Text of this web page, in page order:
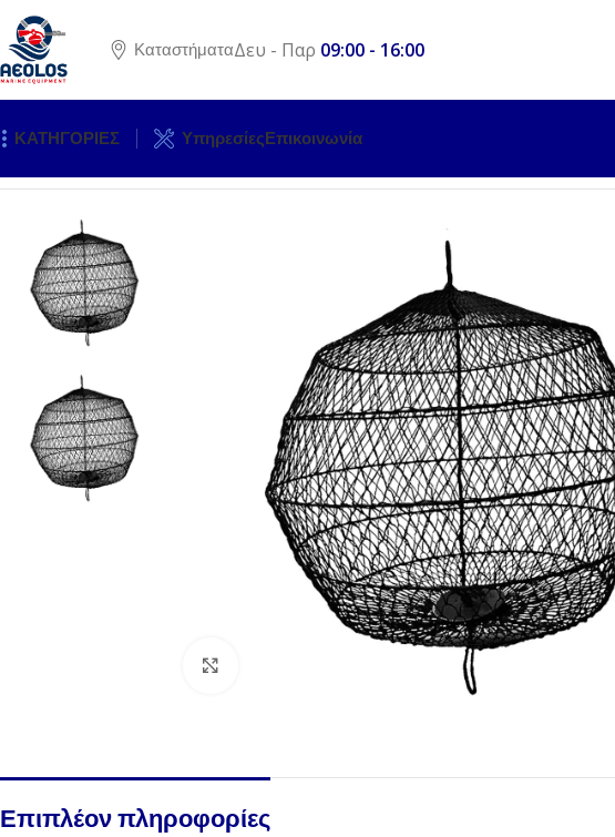
ΚαταστήματαΔευ - Παρ 09:00 - 16:00
ΚΑΤΗΓΟΡΙΕΣ ΥπηρεσίεςΕπικοινωνία
Επιπλέον πληροφορίες